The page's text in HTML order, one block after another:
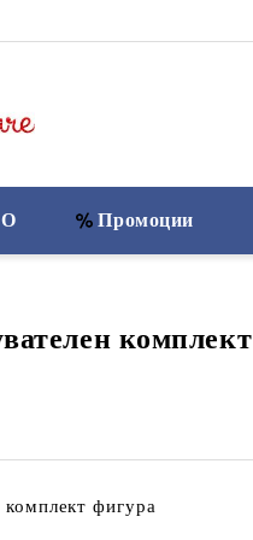
Промоции
комплект
фигура